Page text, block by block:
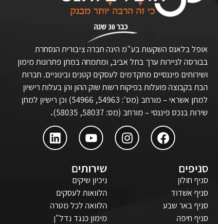
אופל בלאנס השקעות בע"מ הינה חברה ציבורית הנסחרת
בבורסה לניירות ערך בתל אביב, ומתמחה במתן פתרונות מימון
ושירותים פיננסיים מתקדמים לעסקים קטנים ובינוניים. חברות
הבת בקבוצה פועלות בפיקוח רשות שוק ההון והן בעלות רישיון
למתן אשראי – מורחב (מס': 54963, 54966) וכן רישיון למתן
שירות בנכס פיננסי – מורחב (מס: 58037, 58035)
.
סניפים
סניף חולון
סניף אשדוד
סניף באר שבע
סניף חיפה
שירותים
ניכיון שיקים
הלוואות לעסקים
הלוואה לכל מטרה
מימון כנגד נדל"ן